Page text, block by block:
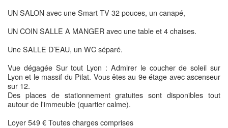
UN SALON avec une Smart TV 32 pouces, un canapé,
UN COIN SALLE A MANGER avec une table et 4 chaises.
Une SALLE D’EAU, un WC séparé.
Vue dégagée Sur tout Lyon : Admirer le coucher de soleil sur
Lyon et le massif du Pilat. Vous êtes au 9e étage avec ascenseur
sur 12.
Des places de stationnement gratuites sont disponibles tout
autour de l'immeuble (quartier calme).
Loyer 549 € Toutes charges comprises